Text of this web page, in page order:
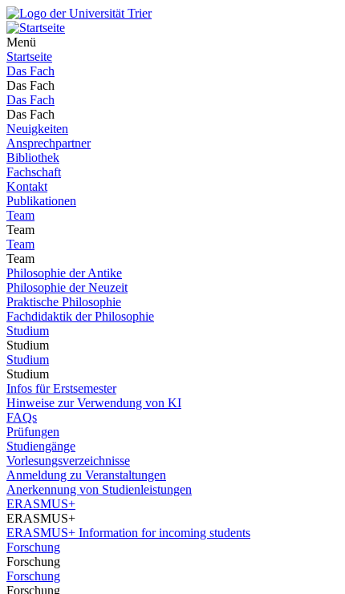
Menü
Startseite
Das Fach
Das Fach
Das Fach
Das Fach
Neuigkeiten
Ansprechpartner
Bibliothek
Fachschaft
Kontakt
Publikationen
Team
Team
Team
Team
Philosophie der Antike
Philosophie der Neuzeit
Praktische Philosophie
Fachdidaktik der Philosophie
Studium
Studium
Studium
Studium
Infos für Erstsemester
Hinweise zur Verwendung von KI
FAQs
Prüfungen
Studiengänge
Vorlesungsverzeichnisse
Anmeldung zu Veranstaltungen
Anerkennung von Studienleistungen
ERASMUS+
ERASMUS+
ERASMUS+ Information for incoming students
Forschung
Forschung
Forschung
Forschung